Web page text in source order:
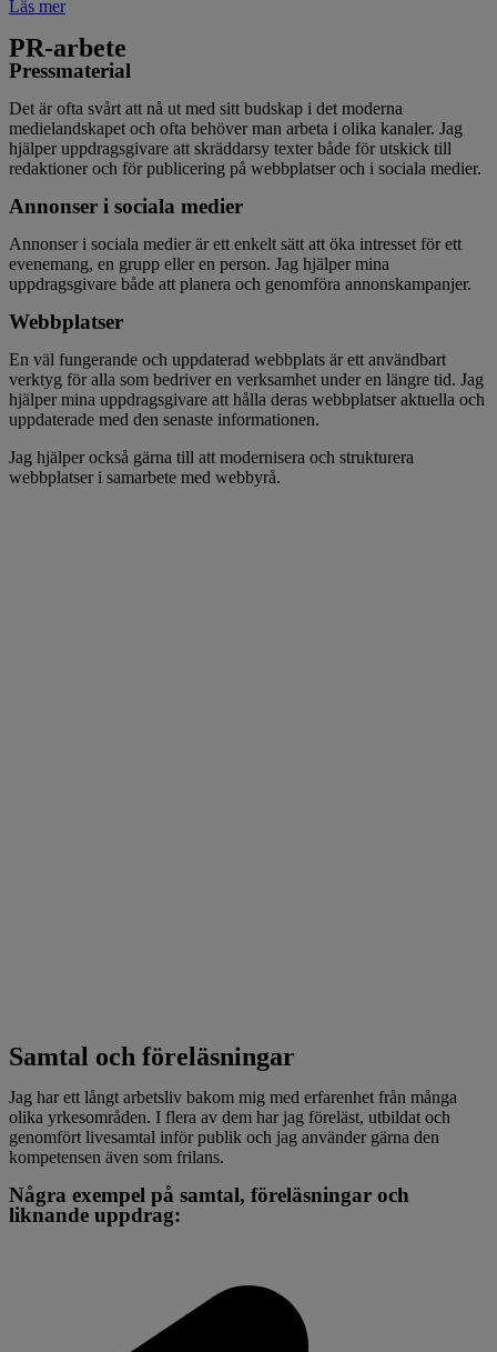
Läs mer
PR-arbete
Pressmaterial
Det är ofta svårt att nå ut med sitt budskap i det moderna
medielandskapet och ofta behöver man arbeta i olika kanaler. Jag
hjälper uppdragsgivare att skräddarsy texter både för utskick till
redaktioner och för publicering på webbplatser och i sociala medier.
Annonser i sociala medier
Annonser i sociala medier är ett enkelt sätt att öka intresset för ett
evenemang, en grupp eller en person. Jag hjälper mina
uppdragsgivare både att planera och genomföra annonskampanjer.
Webbplatser
En väl fungerande och uppdaterad webbplats är ett användbart
verktyg för alla som bedriver en verksamhet under en längre tid. Jag
hjälper mina uppdragsgivare att hålla deras webbplatser aktuella och
uppdaterade med den senaste informationen.
Jag hjälper också gärna till att modernisera och strukturera
webbplatser i samarbete med webbyrå.
Samtal och föreläsningar
Jag har ett långt arbetsliv bakom mig med erfarenhet från många
olika yrkesområden. I flera av dem har jag föreläst, utbildat och
genomfört livesamtal inför publik och jag använder gärna den
kompetensen även som frilans.
Några exempel på samtal, föreläsningar och
liknande uppdrag: